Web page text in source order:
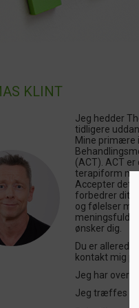
KLINT
Jeg hedder
tidligere
Mine primære
(ACT). ACT
terapiform
Accepter det,
forbedrer dit
og følelser
meningsfuldt
ønsker dig.
Du er
kontakt mig
Jeg har
Jeg træffes på